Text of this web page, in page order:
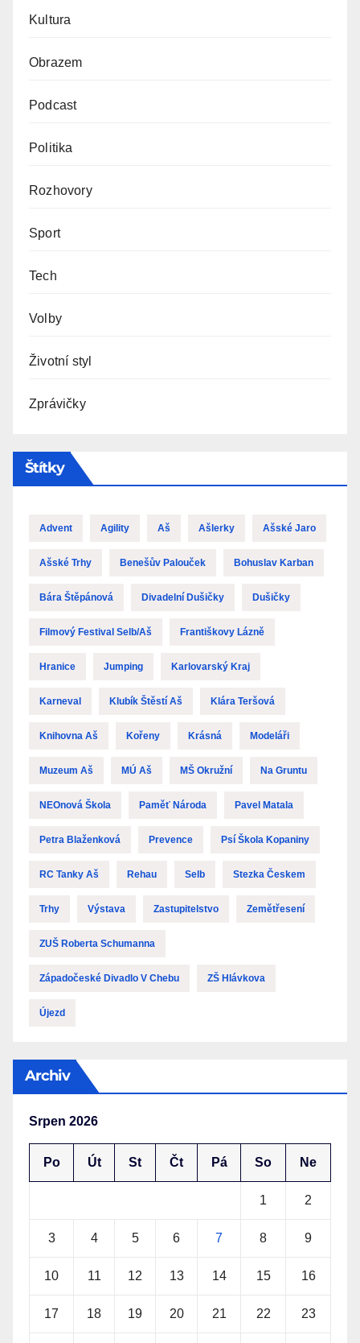
Kultura
Obrazem
Podcast
Politika
Rozhovory
Sport
Tech
Volby
Životní styl
Zprávičky
Štítky
Advent Agility Aš Ašlerky Ašské Jaro
Ašské Trhy Benešův Palouček Bohuslav Karban
Bára Štěpánová Divadelní Dušičky Dušičky
Filmový Festival Selb/Aš Františkovy Lázně
Hranice Jumping Karlovarský Kraj
Karneval Klubík Štěstí Aš Klára Teršová
Knihovna Aš Kořeny Krásná Modeláři
Muzeum Aš MÚ Aš MŠ Okružní Na Gruntu
NEOnová Škola Paměť Národa Pavel Matala
Petra Blaženková Prevence Psí Škola Kopaniny
RC Tanky Aš Rehau Selb Stezka Českem
Trhy Výstava Zastupitelstvo Zemětřesení
ZUŠ Roberta Schumanna
Západočeské Divadlo V Chebu ZŠ Hlávkova
Újezd
Archiv
Srpen 2026
Po Út St Čt Pá So Ne
1 2
3 4 5 6 7 8 9
10 11 12 13 14 15 16
17 18 19 20 21 22 23